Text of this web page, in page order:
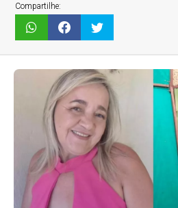
Compartilhe: